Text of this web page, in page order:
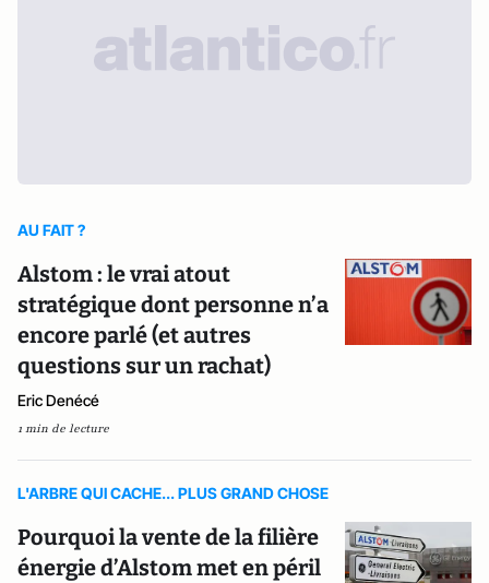
AU FAIT ?
Alstom : le vrai atout
stratégique dont personne n’a
encore parlé (et autres
questions sur un rachat)
Eric Denécé
1 min de lecture
L'ARBRE QUI CACHE... PLUS GRAND CHOSE
Pourquoi la vente de la filière
énergie d’Alstom met en péril